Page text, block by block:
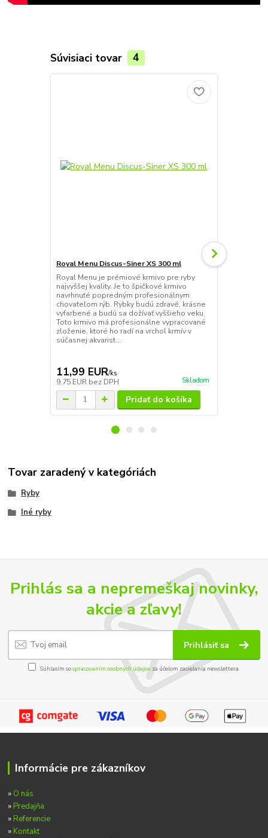
Súvisiaci tovar 4
Royal Menu Discus-Siner XS 300 ml
Royal Menu je prémiové krmivo pre ryby
najvyššej kvality. Je to špičkové krmivo
navrhnuté popredným profesionálnym
chovateľom rýb. Rybky budú zdravé, krásne
vyfarbené a budú sa dožívať vyššieho veku.
Toto krmivo má profesionálne vypracované
zloženie, ktoré ho radí na vrchol krmív v
súčasnej akvarist...
11,99 EUR/ks
9,75 EUR bez DPH Skladom
Pridať do košíka
Tetra
Tovar zaradený v kategóriách
Ryby
Iné ryby
Prihlás sa a nepremeškaj novinky,
akcie a zľavy!
Prihlásiť sa
Súhlasím sospracovaním osobných údajov za účelom zasielania newslettera.
Informácie pre zákazníkov
» O nás
» Predajňa
» Referencie
» Kontakt